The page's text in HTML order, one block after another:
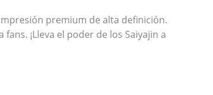
premium de alta definición.
¡Lleva el poder de los Saiyajin a